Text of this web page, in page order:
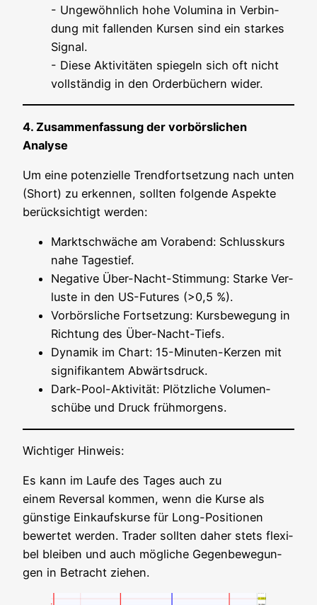
- Unge­wöhn­lich hohe Volu­mi­na in Ver­bin­
dung mit fal­len­den Kur­sen sind ein star­kes
Signal.
- Die­se Akti­vi­tä­ten spie­geln sich oft nicht
voll­stän­dig in den Order­bü­chern wider.
4. Zusam­men­fas­sung der vor­börs­li­chen
Analyse
Um eine poten­zi­el­le Trend­fort­set­zung nach unten
(Short) zu erken­nen, soll­ten fol­gen­de Aspek­te
berück­sich­tigt werden:
Markt­schwä­che am Vor­abend: Schluss­kurs
nahe Tagestief.
Nega­ti­ve Über-Nacht-Stim­mung: Star­ke Ver­
lus­te in den US-Futures (>0,5 %).
Vor­börs­li­che Fort­set­zung: Kurs­be­we­gung in
Rich­tung des Über-Nacht-Tiefs.
Dyna­mik im Chart: 15-Minu­ten-Ker­zen mit
signi­fi­kan­tem Abwärtsdruck.
Dark-Pool-Akti­vi­tät: Plötz­li­che Volu­men­
schü­be und Druck frühmorgens.
Wich­ti­ger Hinweis:
Es kann im Lau­fe des Tages auch zu
einem Rever­sal kom­men, wenn die Kur­se als
güns­ti­ge Ein­kaufs­kur­se für Long-Posi­tio­nen
bewer­tet wer­den. Trader soll­ten daher stets fle­xi­
bel blei­ben und auch mög­li­che Gegen­be­we­gun­
gen in Betracht ziehen.